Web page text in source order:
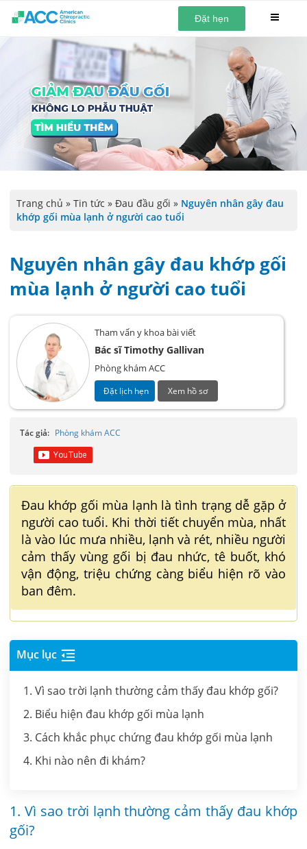
Đặt hẹn
Trang chủ » Tin tức » Đau đầu gối » Nguyên nhân gây đau
khớp gối mùa lạnh ở người cao tuổi
Nguyên nhân gây đau khớp gối
mùa lạnh ở người cao tuổi
Tham vấn y khoa bài viết
Bác sĩ Timothy Gallivan
Phòng khám ACC
Đặt lịch hẹn Xem hồ sơ
Tác giả: Phòng khám ACC
Đau khớp gối mùa lạnh là tình trạng dễ gặp ở
người cao tuổi. Khi thời tiết chuyển mùa, nhất
là vào lúc mưa nhiều, lạnh và rét, nhiều người
cảm thấy vùng gối bị đau nhức, tê buốt, khó
vận động, triệu chứng càng biểu hiện rõ vào
ban đêm.
Mục lục
1. Vì sao trời lạnh thường cảm thấy đau khớp gối?
2. Biểu hiện đau khớp gối mùa lạnh
3. Cách khắc phục chứng đau khớp gối mùa lạnh
4. Khi nào nên đi khám?
1. Vì sao trời lạnh thường cảm thấy đau khớp
gối?